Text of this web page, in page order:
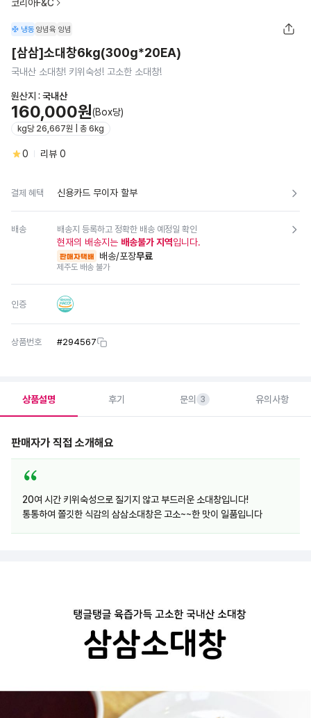
코리아F&C
냉동 양념육 양념
[삼삼]소대창6kg(300g*20EA)
국내산 소대창! 키위숙성! 고소한 소대창!
원산지 : 국내산
160,000원(Box당)
kg당 26,667원 | 총 6kg
0 리뷰 0
결제 혜택 신용카드 무이자 할부
배송 배송지 등록하고 정확한 배송 예정일 확인
현재의 배송지는 배송불가 지역입니다.
판매자택배 배송/포장무료
제주도 배송 불가
인증
상품번호 #294567
상품설명 후기 문의 3 유의사항
판매자가 직접 소개해요
20여 시간 키위숙성으로 질기지 않고 부드러운 소대창입니다!
통통하여 쫄깃한 식감의 삼삼소대창은 고소~~한 맛이 일품입니다